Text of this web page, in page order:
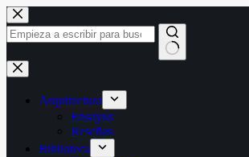
Saltar
al
contenido
Sin
resultados
Arquitectura
Ensayos
Reseñas
Biblioteca